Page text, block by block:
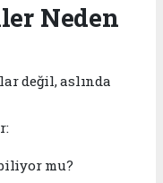
Neden
değil, aslında
mu?